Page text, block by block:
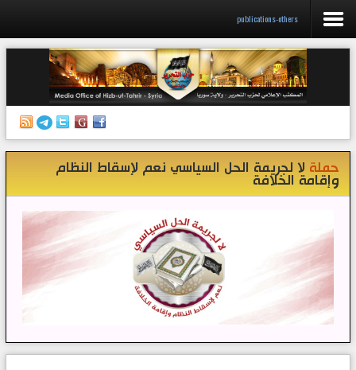
الرئيسية
إصدارات
أنشطة وفعاليات
منبر الصحافة
تواصل معنا
إذاعة المكتب/ سوريا
قناتنا على تيليغرام
publications-others
حملة لا لجريمة الحل السياسي نعم لإسقاط النظام
وإقامة الخلافة